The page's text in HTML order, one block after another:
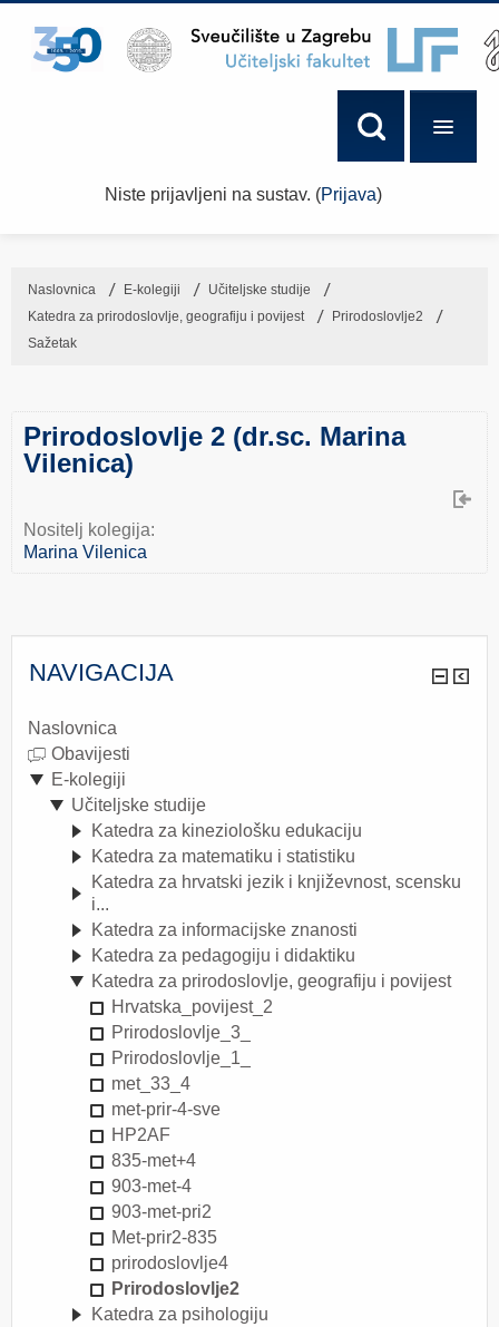
Niste prijavljeni na sustav. (Prijava)
Naslovnica → E-kolegiji → Učiteljske studije
→
Katedra za prirodoslovlje, geografiju i povijest
→ Prirodoslovlje2
→
Sažetak
Prirodoslovlje 2 (dr.sc. Marina
Vilenica)
Nositelj kolegija:
Marina Vilenica
NAVIGACIJA
Naslovnica
Obavijesti
E-kolegiji
Učiteljske studije
Katedra za kineziološku edukaciju
Katedra za matematiku i statistiku
Katedra za hrvatski jezik i književnost, scensku
i...
Katedra za informacijske znanosti
Katedra za pedagogiju i didaktiku
Katedra za prirodoslovlje, geografiju i povijest
Hrvatska_povijest_2
Prirodoslovlje_3_
Prirodoslovlje_1_
met_33_4
met-prir-4-sve
HP2AF
835-met+4
903-met-4
903-met-pri2
Met-prir2-835
prirodoslovlje4
Prirodoslovlje2
Katedra za psihologiju